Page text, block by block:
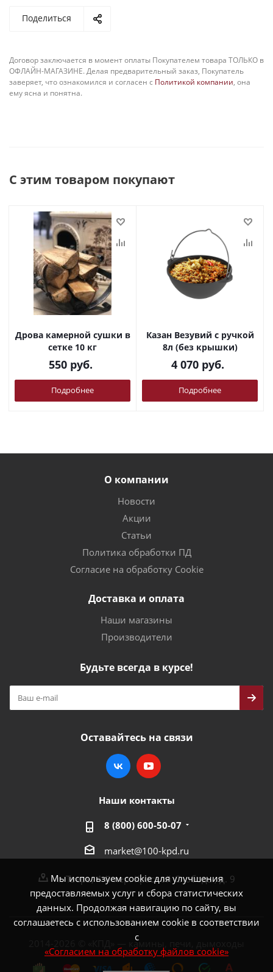
Мы используем cookie для улучшения
предоставляемых услуг и сбора статистических
данных. Продолжая навигацию по сайту, вы
соглашаетесь с использованием cookie в соответствии
с
«Согласием на обработку файлов cookie»
Поделиться
Договор заключается в момент оплаты Покупателем товара ТОЛЬКО в
ОФЛАЙН-МАГАЗИНЕ. Делая предварительный заказ, Покупатель
заверяет, что ознакомился и согласен с Политикой компании, она
ему ясна и понятна.
С этим товаром покупают
Дрова камерной сушки в
сетке 10 кг
550руб.
Подробнее
Казан Везувий с ручкой
8л (без крышки)
4 070 руб.
Подробнее
О компании
Новости
Акции
Статьи
Политика обработки ПД
Согласие на обработку Cookie
Доставка и оплата
Наши магазины
Производители
Будьте всегда в курсе!
Оставайтесь на связи
Наши контакты
8 (800) 600-50-07
market@100-kpd.ru
г. Тверь, 4-й пер. Красной Слободы, д. 9
2014-2026 © «КПД» — камины, печи, дымоходы